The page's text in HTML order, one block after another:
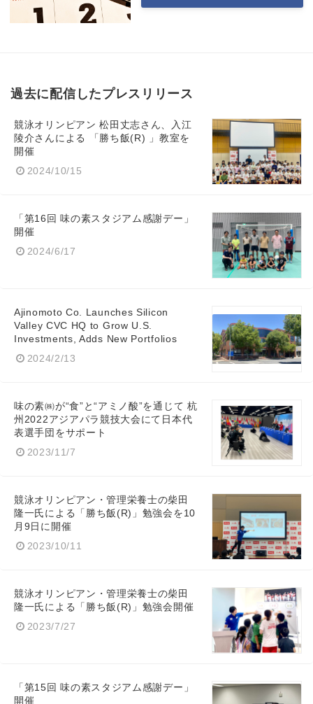
過去に配信したプレスリリース
競泳オリンピアン 松田丈志さん、入江
陵介さんによる 「勝ち飯(R) 」教室を
開催
2024/10/15
「第16回 味の素スタジアム感謝デー」
開催
2024/6/17
Ajinomoto Co. Launches Silicon
Valley CVC HQ to Grow U.S.
Investments, Adds New Portfolios
2024/2/13
味の素㈱が“食”と“アミノ酸”を通じて 杭
州2022アジアパラ競技大会にて日本代
表選手団をサポート
2023/11/7
競泳オリンピアン・管理栄養士の柴田
隆一氏による「勝ち飯(R)」勉強会を10
月9日に開催
2023/10/11
競泳オリンピアン・管理栄養士の柴田
隆一氏による「勝ち飯(R)」勉強会開催
2023/7/27
「第15回 味の素スタジアム感謝デー」
開催
Japanese